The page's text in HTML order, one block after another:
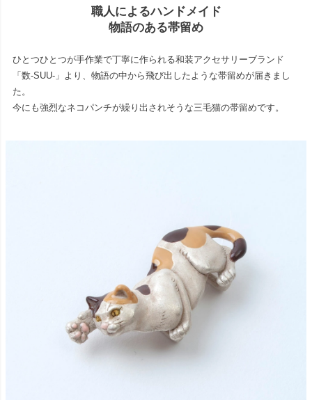
職人によるハンドメイド
物語のある帯留め
ひとつひとつが手作業で丁寧に作られる和装アクセサリーブランド
「数-SUU-」より、物語の中から飛び出したような帯留めが届きまし
た。
今にも強烈なネコパンチが繰り出されそうな三毛猫の帯留めです。